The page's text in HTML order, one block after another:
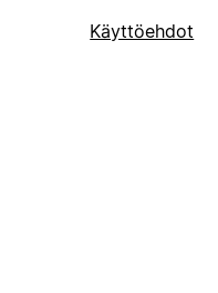
Käyttöehdot